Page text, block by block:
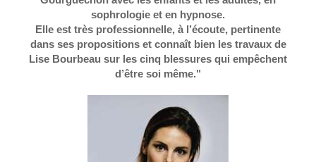
sophrologie et en hypnose.
Elle est très professionnelle, à l’écoute, pertinente
dans ses propositions et connaît bien les travaux de
Lise Bourbeau sur les cinq blessures qui empêchent
d’être soi même."